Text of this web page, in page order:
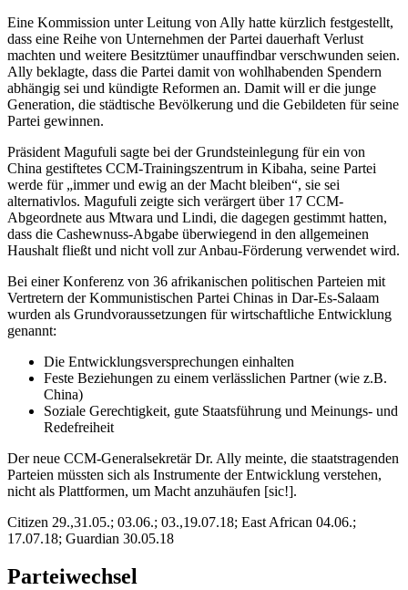
Eine Kommission unter Leitung von Ally hatte kürzlich festgestellt,
dass eine Reihe von Unternehmen der Partei dauerhaft Verlust
machten und weitere Besitztümer unauffindbar verschwunden seien.
Ally beklagte, dass die Partei damit von wohlhabenden Spendern
abhängig sei und kündigte Reformen an. Damit will er die junge
Generation, die städtische Bevölkerung und die Gebildeten für seine
Partei gewinnen.
Präsident Magufuli sagte bei der Grundsteinlegung für ein von
China gestiftetes CCM-Trainingszentrum in Kibaha, seine Partei
werde für „immer und ewig an der Macht bleiben“, sie sei
alternativlos. Magufuli zeigte sich verärgert über 17 CCM-
Abgeordnete aus Mtwara und Lindi, die dagegen gestimmt hatten,
dass die Cashewnuss-Abgabe überwiegend in den allgemeinen
Haushalt fließt und nicht voll zur Anbau-Förderung verwendet wird.
Bei einer Konferenz von 36 afrikanischen politischen Parteien mit
Vertretern der Kommunistischen Partei Chinas in Dar-Es-Salaam
wurden als Grundvoraussetzungen für wirtschaftliche Entwicklung
genannt:
Die Entwicklungsversprechungen einhalten
Feste Beziehungen zu einem verlässlichen Partner (wie z.B.
China)
Soziale Gerechtigkeit, gute Staatsführung und Meinungs- und
Redefreiheit
Der neue CCM-Generalsekretär Dr. Ally meinte, die staatstragenden
Parteien müssten sich als Instrumente der Entwicklung verstehen,
nicht als Plattformen, um Macht anzuhäufen [sic!].
Citizen 29.,31.05.; 03.06.; 03.,19.07.18; East African 04.06.;
17.07.18; Guardian 30.05.18
Parteiwechsel